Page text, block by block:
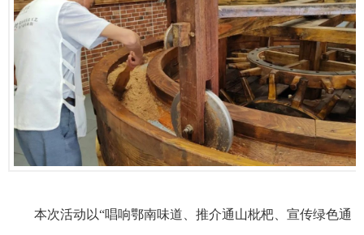
本次活动以“唱响鄂南味道、推介通山枇杷、宣传绿色通